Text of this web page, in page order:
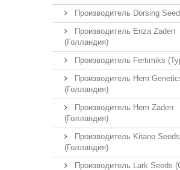
Производитель Dorsing
Производитель Enza Zaden
(Голландия)
Производитель Fertimiks
Производитель Hem
(Голландия)
Производитель Hem Zaden
(Голландия)
Производитель Kitano Seeds
(Голландия)
Производитель Lark Seeds